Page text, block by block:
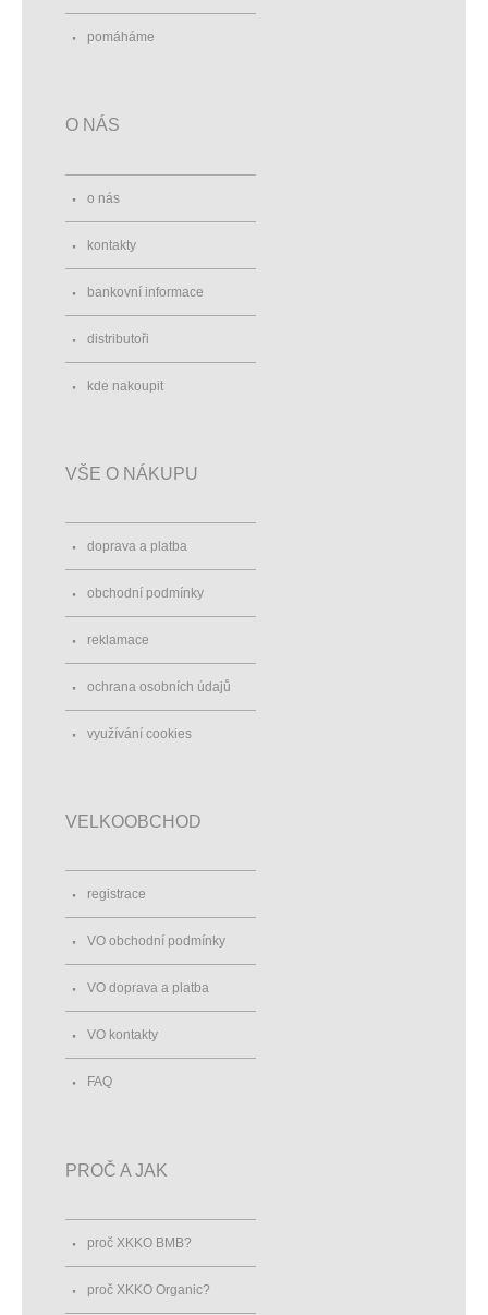
pomáháme
O NÁS
o nás
kontakty
bankovní informace
distributoři
kde nakoupit
VŠE O NÁKUPU
doprava a platba
obchodní podmínky
reklamace
ochrana osobních údajů
využívání cookies
VELKOOBCHOD
registrace
VO obchodní podmínky
VO doprava a platba
VO kontakty
FAQ
PROČ A JAK
proč XKKO BMB?
proč XKKO Organic?